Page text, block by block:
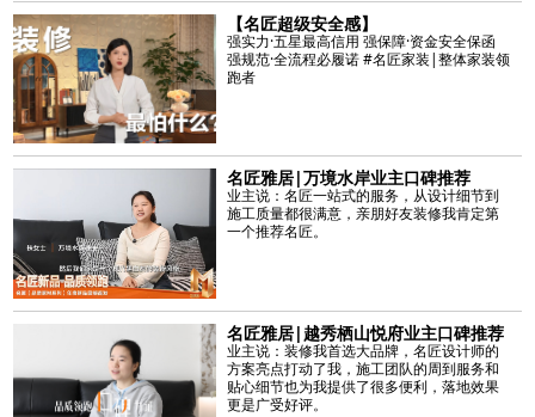
【名匠超级安全感】
强实力·五星最高信用 强保障·资金安全保函
强规范·全流程必履诺 #名匠家装|整体家装领
跑者
名匠雅居|万境水岸业主口碑推荐
业主说：名匠一站式的服务，从设计细节到
施工质量都很满意，亲朋好友装修我肯定第
一个推荐名匠。
名匠雅居|越秀栖山悦府业主口碑推荐
业主说：装修我首选大品牌，名匠设计师的
方案亮点打动了我，施工团队的周到服务和
贴心细节也为我提供了很多便利，落地效果
更是广受好评。